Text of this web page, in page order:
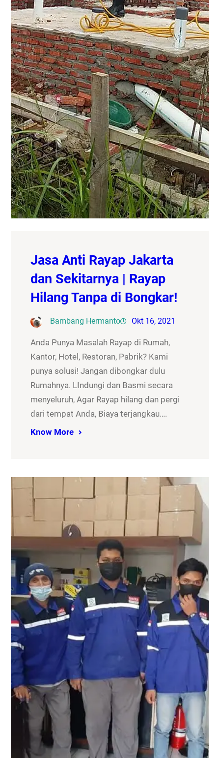
Jasa Anti Rayap Jakarta
dan Sekitarnya | Rayap
Hilang Tanpa di Bongkar!
Bambang Hermanto Okt 16, 2021
Anda Punya Masalah Rayap di Rumah,
Kantor, Hotel, Restoran, Pabrik? Kami
punya solusi! Jangan dibongkar dulu
Rumahnya. LIndungi dan Basmi secara
menyeluruh, Agar Rayap hilang dan pergi
dari tempat Anda, Biaya terjangkau….
Know More